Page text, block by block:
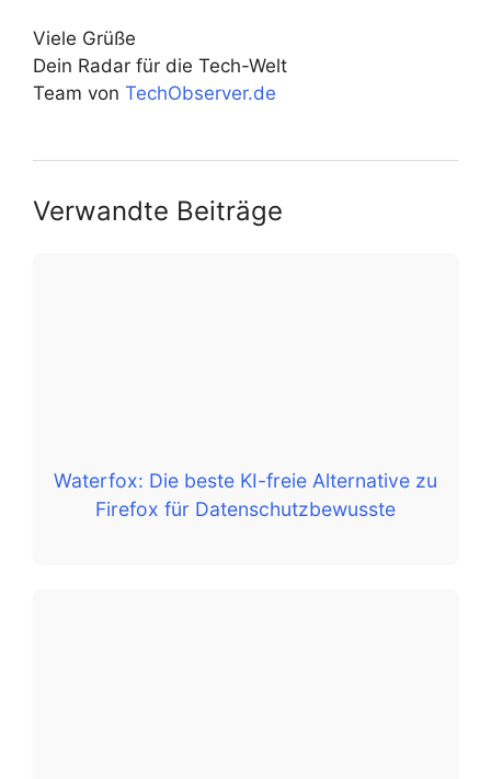
Viele Grüße
Dein Radar für die Tech-Welt
Team von TechObserver.de
Verwandte Beiträge
Waterfox: Die beste KI-freie Alternative zu
Firefox für Datenschutzbewusste